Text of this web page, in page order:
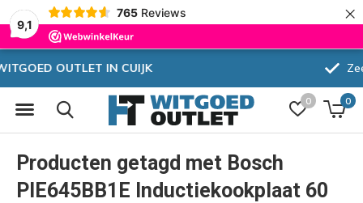
9,1
765 Reviews ×
0 0
Producten getagd met Bosch
PIE645BB1E Inductiekookplaat 60